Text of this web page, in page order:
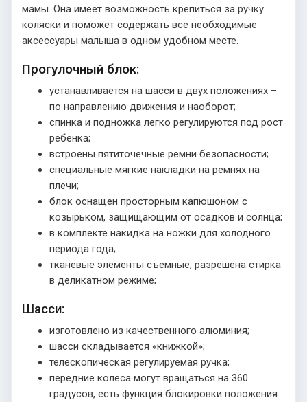
мамы. Она имеет возможность крепиться за ручку
коляски и поможет содержать все необходимые
аксессуары малыша в одном удобном месте.
Прогулочный блок:
устанавливается на шасси в двух положениях –
по направлению движения и наоборот;
спинка и подножка легко регулируются под рост
ребенка;
встроены пятиточечные ремни безопасности;
специальные мягкие накладки на ремнях на
плечи;
блок оснащен просторным капюшоном с
козырьком, защищающим от осадков и солнца;
в комплекте накидка на ножки для холодного
периода года;
тканевые элементы съемные, разрешена стирка
в деликатном режиме;
Шасси:
изготовлено из качественного алюминия;
шасси складывается «книжкой»;
телескопическая регулируемая ручка;
передние колеса могут вращаться на 360
градусов, есть функция блокировки положения